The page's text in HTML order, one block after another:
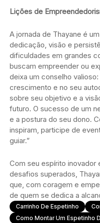
Lições de
A jornada de Thayane é
dedicação, visão e
dificuldades em grandes
buscam empreender ou
deixa um conselho
crescimento e no seu
sobre seu objetivo e a
futuro. O sucesso de um
e a postura do seu dono.
inspiram, participe de
guiar.”
Com seu espírito inovador
desafios superados,
que, com coragem e
de quem se dedica a
Carrinho De Espetinho
Como Montar Um Espetinho